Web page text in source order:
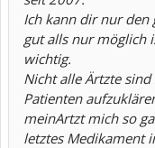
Ich kann dir nur den
gut alls nur möglich
wichtig.
Nicht alle Ärtzte
Patienten
meinArtzt mich so
letztes Medikament